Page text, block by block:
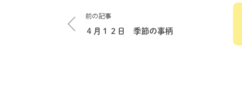
稿
ナ
前の記事
４月１２日 季節の事柄